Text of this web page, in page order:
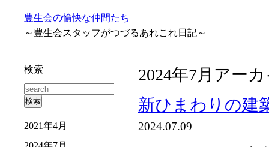
豊生会の愉快な仲間たち
～豊生会スタッフがつづるあれこれ日記～
2024年7月アー
新ひまわりの建
2024.07.09
検索
2021年4月